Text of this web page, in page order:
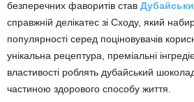
безперечних фаворитів став
справжній делікатес зі Сходу, який
популярності серед поціновувачів
унікальна рецептура, преміальні
властивості роблять дубайський
частиною здорового способу життя.